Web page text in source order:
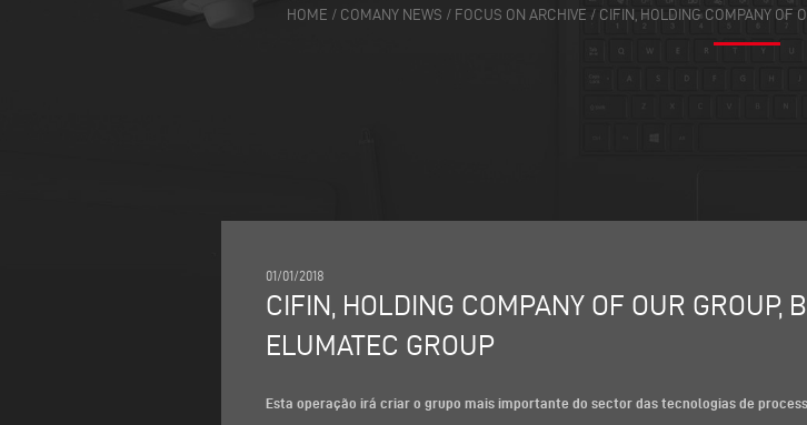
HOME / COMANY NEWS / FOCUS ON ARCHIVE / CIFIN, HOLDING COMPANY OF
01/01/2018
CIFIN, HOLDING COMPANY OF OUR GROUP,
ELUMATEC GROUP
Esta operação irá criar o grupo mais importante do sector das tecnologias de